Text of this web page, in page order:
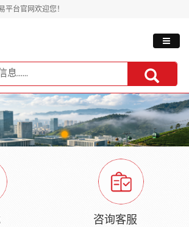
台官网欢迎您！
咨询客服